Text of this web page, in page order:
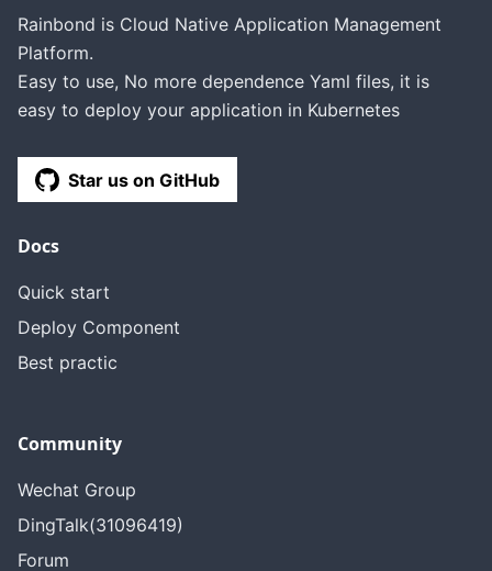
Rainbond is Cloud Native Application Management
Platform.
Easy to use, No more dependence Yaml files, it is
easy to deploy your application in Kubernetes
Star us on GitHub
Docs
Quick start
Deploy Component
Best practic
Community
Wechat Group
DingTalk(31096419)
Forum